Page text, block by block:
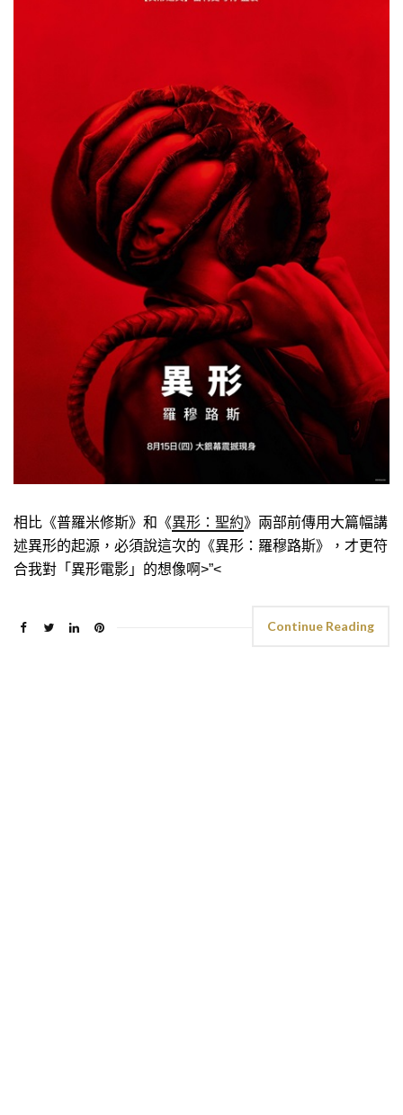
相比《普羅米修斯》和《異形：聖約》兩部前傳用大篇幅講
述異形的起源，必須說這次的《異形：羅穆路斯》，才更符
合我對「異形電影」的想像啊>”<
Continue Reading